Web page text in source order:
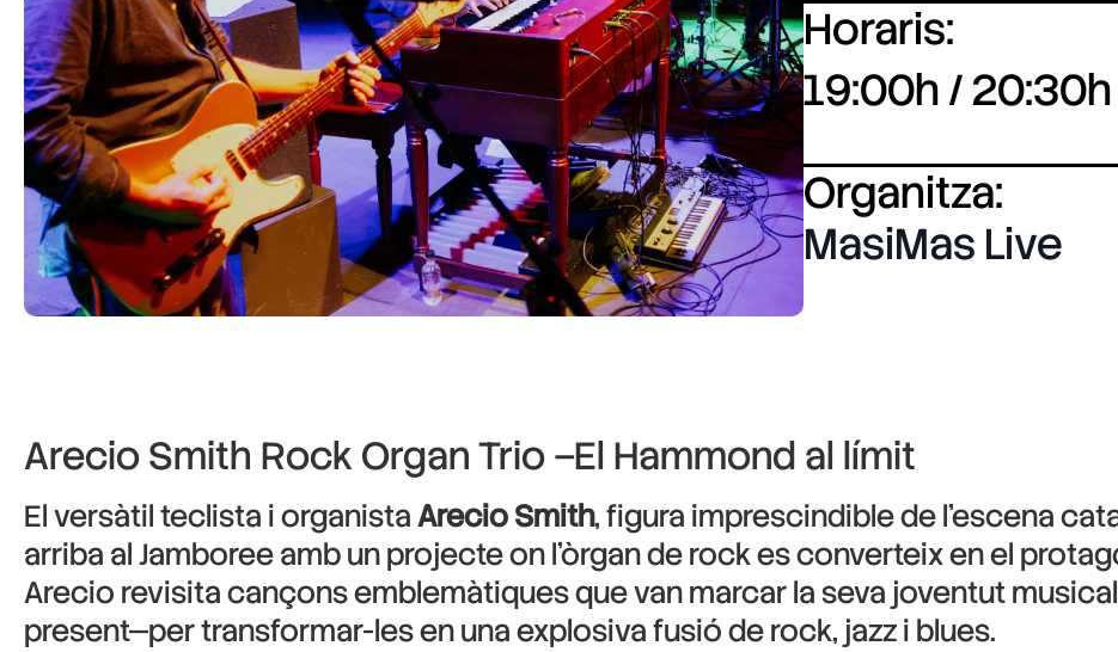
Horaris:
19:00h / 20:30h
Organitza:
MasiMas Live
Arecio Smith Rock Organ Trio –El Hammond al límit
El versàtil teclista i organistaArecio Smith, figura imprescindible de l’escena
arriba al Jamboree amb un projecte on l’òrgan de rock es converteix en el
Arecio revisita cançons emblemàtiques que van marcar la seva joventut
present—per transformar-les en una explosiva fusió de rock, jazz i blues.